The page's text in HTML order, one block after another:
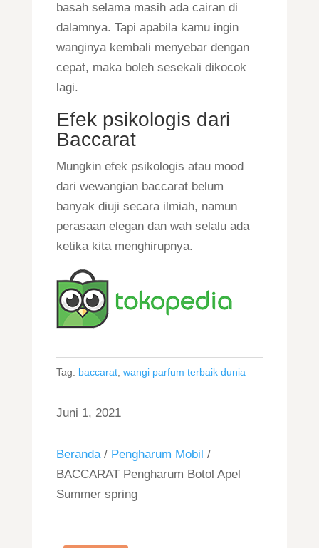
basah selama masih ada cairan di
dalamnya. Tapi apabila kamu ingin
wanginya kembali menyebar dengan
cepat, maka boleh sesekali dikocok
lagi.
Efek psikologis dari
Baccarat
Mungkin efek psikologis atau mood
dari wewangian baccarat belum
banyak diuji secara ilmiah, namun
perasaan elegan dan wah selalu ada
ketika kita menghirupnya.
Tag: baccarat, wangi parfum terbaik dunia
Juni 1, 2021
Beranda/ Pengharum Mobil /
BACCARAT Pengharum Botol Apel
Summer spring